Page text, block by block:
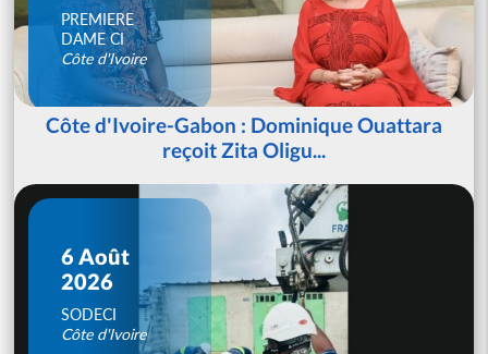
PREMIERE
DAME CI
Côte d'Ivoire
Côte d'Ivoire-Gabon : Dominique Ouattara
reçoit Zita Oligu...
6 Août
2026
SODECI
Côte d'Ivoire